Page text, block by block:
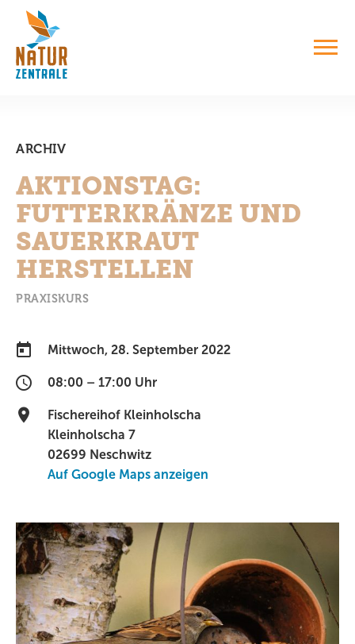
ARCHIV
AKTIONSTAG:
FUTTERKRÄNZE UND
SAUERKRAUT
HERSTELLEN
PRAXISKURS
Mittwoch, 28. September 2022
08:00 – 17:00 Uhr
Fischereihof Kleinholscha
Kleinholscha 7
02699 Neschwitz
Auf Google Maps anzeigen